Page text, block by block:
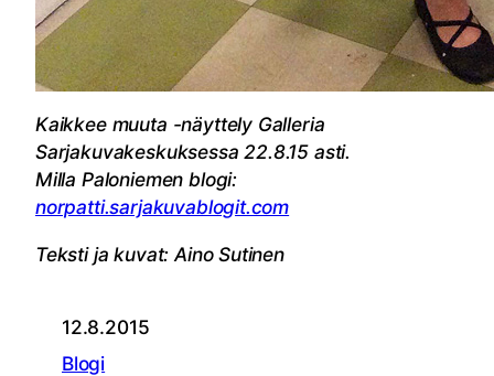
Kaikkee muuta -näyttely Galleria
Sarjakuvakeskuksessa 22.8.15 asti.
Milla Paloniemen blogi:
norpatti.sarjakuvablogit.com
Teksti ja kuvat: Aino Sutinen
12.8.2015
Blogi